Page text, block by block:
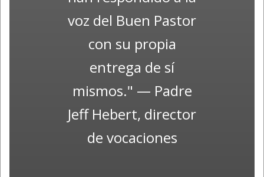
voz del Buen Pastor
con su propia
entrega de sí
mismos." — Padre
Jeff Hebert, director
de vocaciones